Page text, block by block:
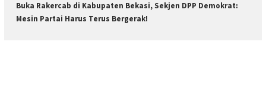
Buka Rakercab di Kabupaten Bekasi, Sekjen DPP Demokrat:
Mesin Partai Harus Terus Bergerak!